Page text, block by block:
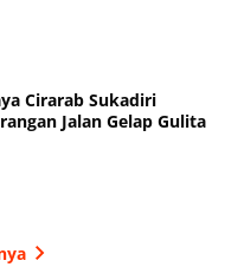
Cirarab Sukadiri
Jalan Gelap Gulita